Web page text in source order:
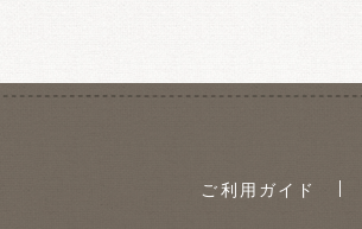
ご利用ガイド